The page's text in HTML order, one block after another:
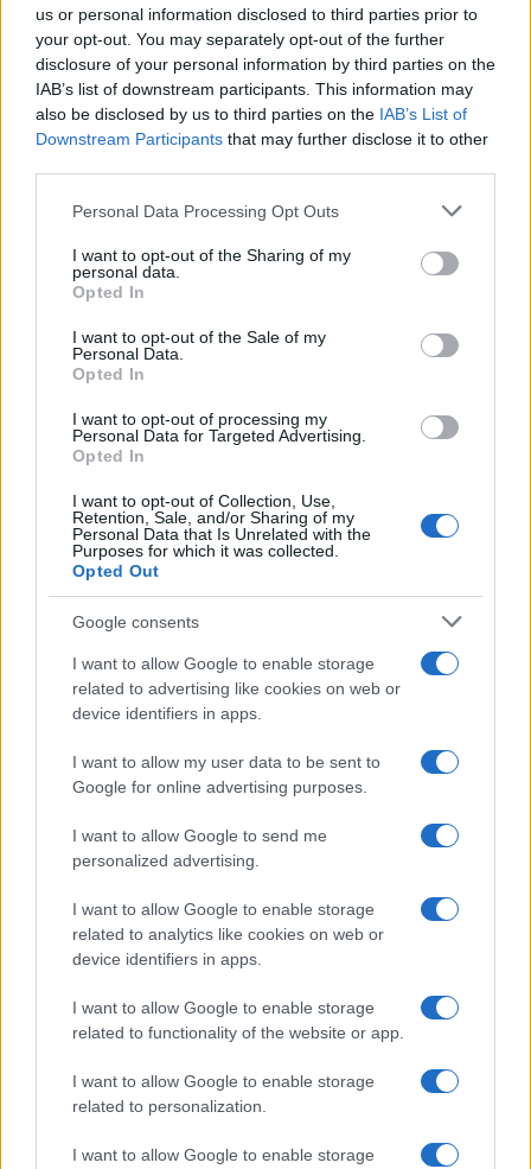
us or personal information disclosed to third parties prior to
your opt-out. You may separately opt-out of the further
disclosure of your personal information by third parties on the
IAB’s list of downstream participants. This information may
also be disclosed by us to third parties on the IAB’s List of
Downstream Participants that may further disclose it to other
Please note that this website/app uses one or more Google
not limited to your visit or usage behaviour. You may click to
grant or deny consent to Google and its third-party tags to
use your data for below specified purposes in below Google
consent section.
Personal Data Processing Opt Outs
I want to opt-out of the Sharing of my
personal data.
Opted In
I want to opt-out of the Sale of my
Personal Data.
Opted In
I want to opt-out of processing my
Personal Data for Targeted Advertising.
Opted In
I want to opt-out of Collection, Use,
Retention, Sale, and/or Sharing of my
Personal Data that Is Unrelated with the
Purposes for which it was collected.
Opted Out
Google consents
I want to allow Google to enable storage
related to advertising like cookies on web or
device identifiers in apps.
I want to allow my user data to be sent to
Google for online advertising purposes.
I want to allow Google to send me
personalized advertising.
I want to allow Google to enable storage
related to analytics like cookies on web or
device identifiers in apps.
I want to allow Google to enable storage
related to functionality of the website or app.
I want to allow Google to enable storage
related to personalization.
I want to allow Google to enable storage
AUTORE
AiAdhubMedia
Continua a leggere
MUTUI
Mutui agevolati in Sicilia: requisiti e condizioni per
l’acquisto della prima casa